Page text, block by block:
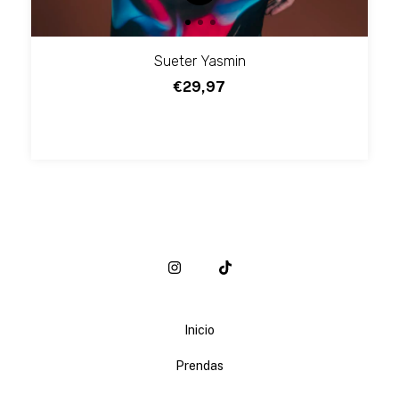
Sueter Yasmin
€29,97
Inicio
Prendas